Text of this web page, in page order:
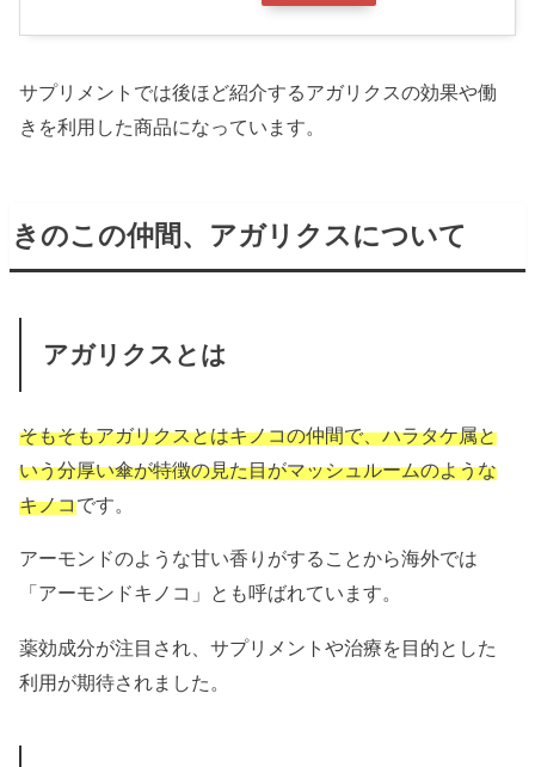
サプリメントでは後ほど紹介するアガリクスの効果や働
きを利用した商品になっています。
きのこの仲間、アガリクスについて
アガリクスとは
そもそもアガリクスとはキノコの仲間で、ハラタケ属と
いう分厚い傘が特徴の見た目がマッシュルームのような
キノコです。
アーモンドのような甘い香りがすることから海外では
「アーモンドキノコ」とも呼ばれています。
薬効成分が注目され、サプリメントや治療を目的とした
利用が期待されました。